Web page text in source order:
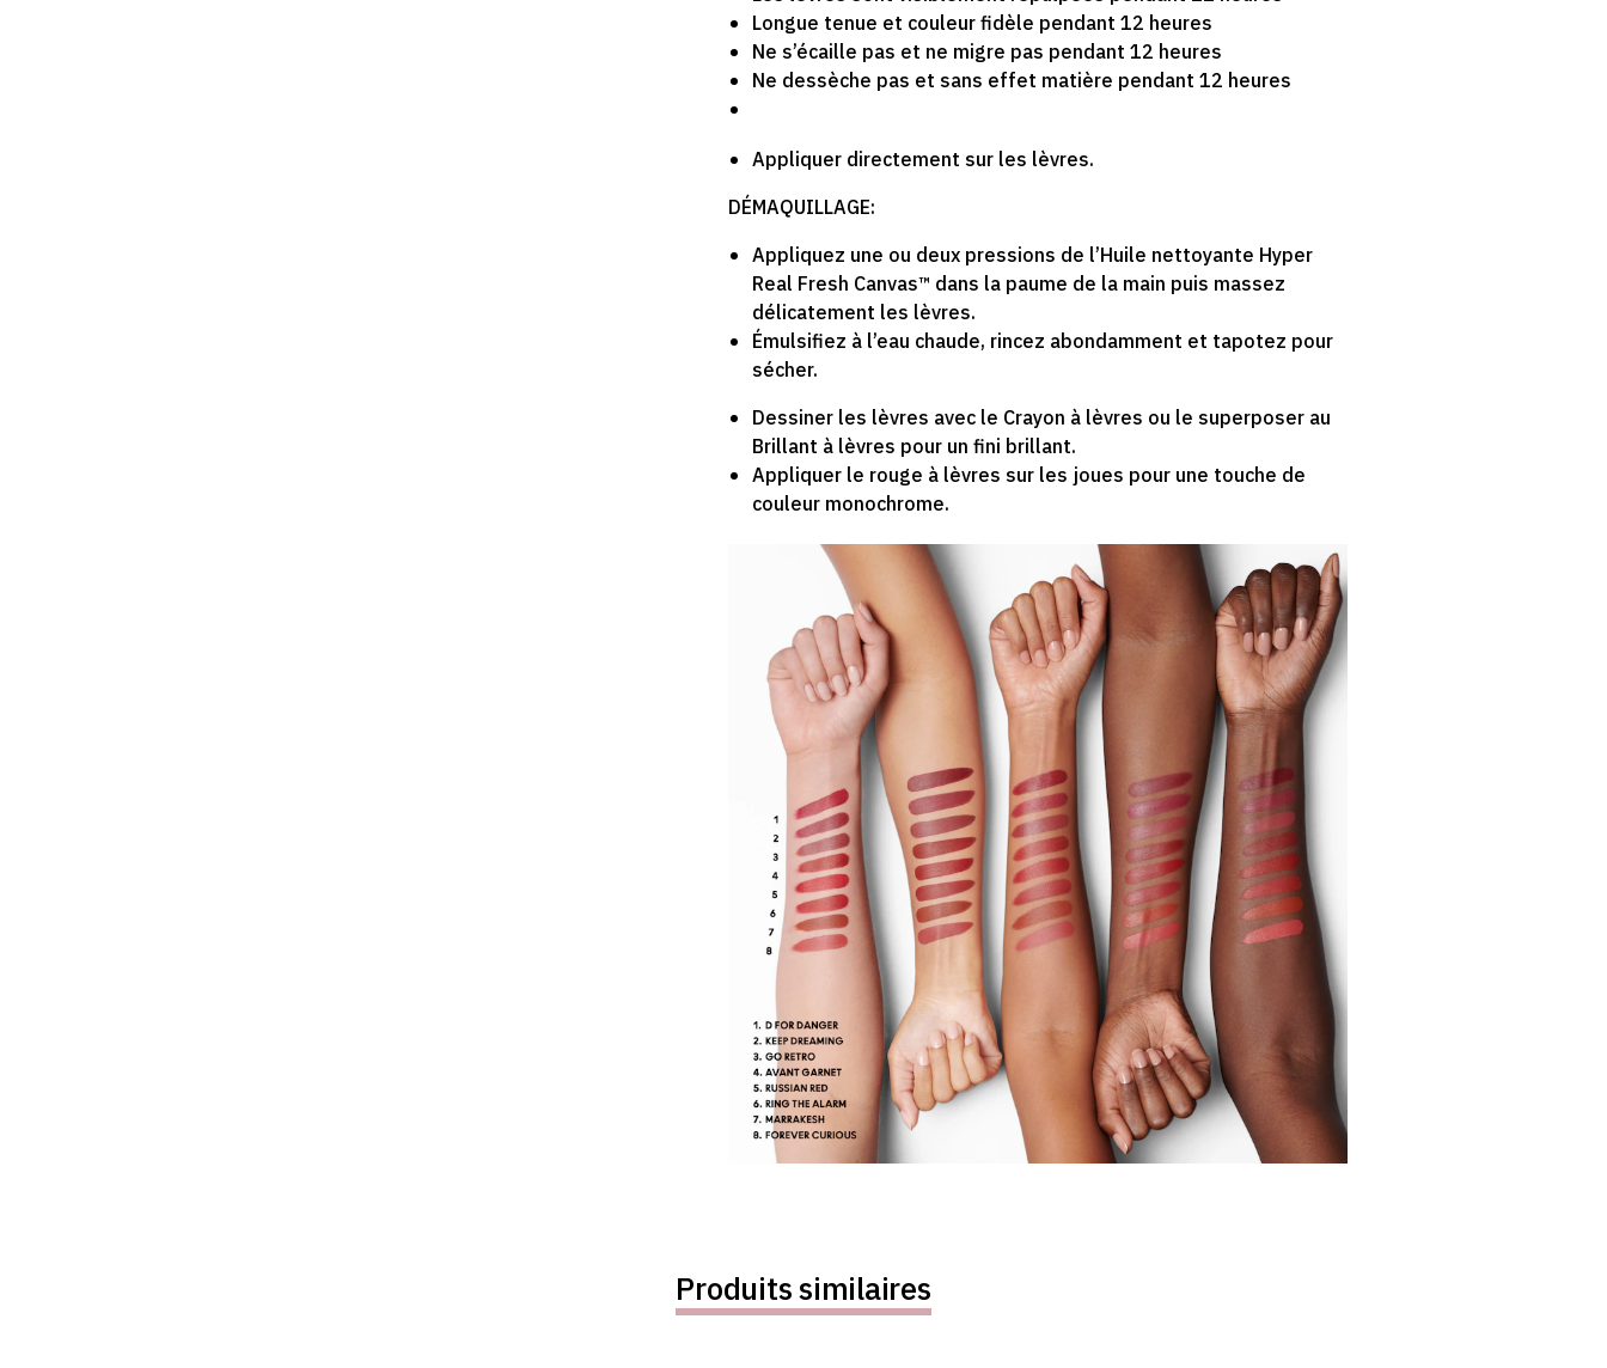
Longue tenue et couleur fidèle pendant 12 heures
Ne s’écaille pas et ne migre pas pendant 12 heures
Ne dessèche pas et sans effet matière pendant 12 heures
Appliquer directement sur les lèvres.
DÉMAQUILLAGE:
Appliquez une ou deux pressions de l’Huile nettoyante Hyper
Real Fresh Canvas™ dans la paume de la main puis massez
délicatement les lèvres.
Émulsifiez à l’eau chaude, rincez abondamment et tapotez pour
sécher.
Dessiner les lèvres avec le Crayon à lèvres ou le superposer au
Brillant à lèvres pour un fini brillant.
Appliquer le rouge à lèvres sur les joues pour une touche de
couleur monochrome.
Produits similaires